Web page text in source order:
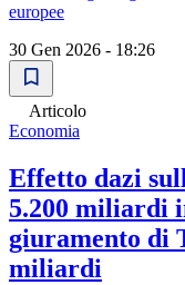
europee
30 Gen 2026 - 18:26
Articolo
Economia
Effetto dazi
5.200 miliardi
giuramento di
miliardi